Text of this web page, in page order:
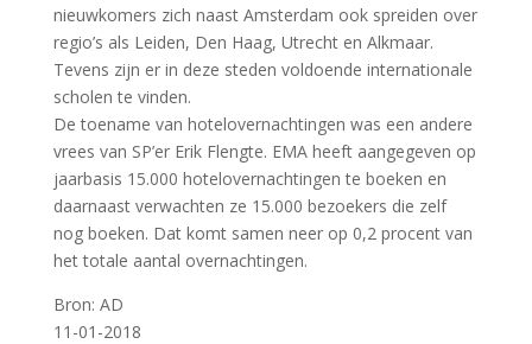
nieuwkomers zich naast Amsterdam ook spreiden over
regio’s als Leiden, Den Haag, Utrecht en Alkmaar.
Tevens zijn er in deze steden voldoende internationale
scholen te vinden.
De toename van hotelovernachtingen was een andere
vrees van SP’er Erik Flengte. EMA heeft aangegeven op
jaarbasis 15.000 hotelovernachtingen te boeken en
daarnaast verwachten ze 15.000 bezoekers die zelf
nog boeken. Dat komt samen neer op 0,2 procent van
het totale aantal overnachtingen.
Bron: AD
11-01-2018